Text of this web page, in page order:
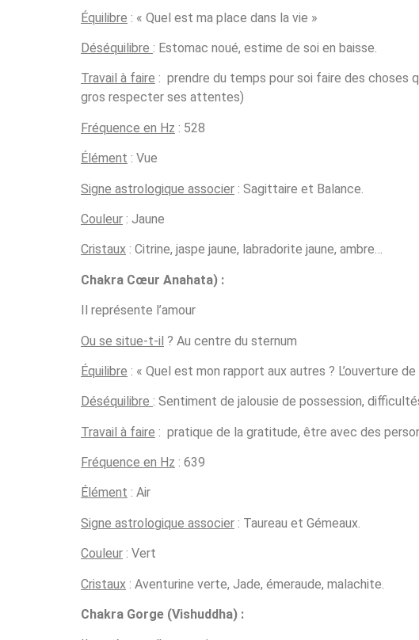
Équilibre : « Quel est ma place dans la vie »
Déséquilibre : Estomac noué, estime de soi en baisse.
Travail à faire : prendre du temps pour soi faire des choses
gros respecter ses attentes)
Fréquence en Hz : 528
Élément : Vue
Signe astrologique associer : Sagittaire et Balance.
Couleur : Jaune
Cristaux : Citrine, jaspe jaune, labradorite jaune, ambre…
Chakra Cœur Anahata) :
Il représente l’amour
Ou se situe-t-il ? Au centre du sternum
Équilibre : « Quel est mon rapport aux autres ? L’ouverture
Déséquilibre : Sentiment de jalousie de possession,
Travail à faire : pratique de la gratitude, être avec des
Fréquence en Hz : 639
Élément : Air
Signe astrologique associer : Taureau et Gémeaux.
Couleur : Vert
Cristaux : Aventurine verte, Jade, émeraude, malachite.
Chakra Gorge (Vishuddha) :